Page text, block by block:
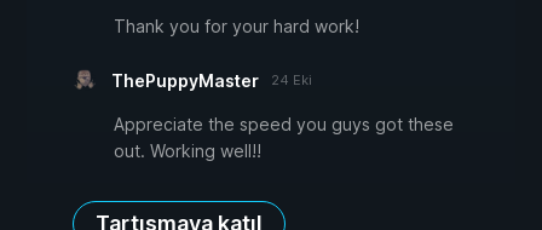
Thank you for your hard work!
ThePuppyMaster 24 Eki
Appreciate the speed you guys got these
out. Working well!!
Tartışmaya katıl